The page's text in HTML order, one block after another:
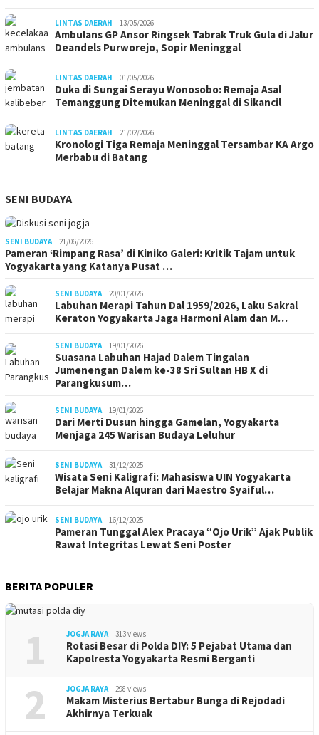
LINTAS DAERAH 13/05/2026
Ambulans GP Ansor Ringsek Tabrak Truk Gula di Jalur
Deandels Purworejo, Sopir Meninggal
LINTAS DAERAH 01/05/2026
Duka di Sungai Serayu Wonosobo: Remaja Asal
Temanggung Ditemukan Meninggal di Sikancil
LINTAS DAERAH 21/02/2026
Kronologi Tiga Remaja Meninggal Tersambar KA Argo
Merbabu di Batang
SENI BUDAYA
SENI BUDAYA 21/06/2026
Pameran ‘Rimpang Rasa’ di Kiniko Galeri: Kritik Tajam untuk
Yogyakarta yang Katanya Pusat …
SENI BUDAYA 20/01/2026
Labuhan Merapi Tahun Dal 1959/2026, Laku Sakral
Keraton Yogyakarta Jaga Harmoni Alam dan M…
SENI BUDAYA 19/01/2026
Suasana Labuhan Hajad Dalem Tingalan
Jumenengan Dalem ke-38 Sri Sultan HB X di
Parangkusum…
SENI BUDAYA 19/01/2026
Dari Merti Dusun hingga Gamelan, Yogyakarta
Menjaga 245 Warisan Budaya Leluhur
SENI BUDAYA 31/12/2025
Wisata Seni Kaligrafi: Mahasiswa UIN Yogyakarta
Belajar Makna Alquran dari Maestro Syaiful…
SENI BUDAYA 16/12/2025
Pameran Tunggal Alex Pracaya “Ojo Urik” Ajak Publik
Rawat Integritas Lewat Seni Poster
BERITA POPULER
1 JOGJA RAYA 313 views
Rotasi Besar di Polda DIY: 5 Pejabat Utama dan
Kapolresta Yogyakarta Resmi Berganti
2 JOGJA RAYA 298 views
Makam Misterius Bertabur Bunga di Rejodadi
Akhirnya Terkuak